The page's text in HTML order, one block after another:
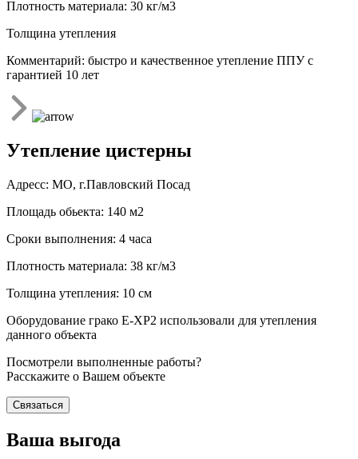
Плотность материала: 30 кг/м3
Толщина утепления
Комментарий: быстро и качественное утепление ППУ с
гарантией 10 лет
Утепление цистерны
Адресс: МО, г.Павловский Посад
Площадь обьекта: 140 м2
Сроки выполнения: 4 часа
Плотность материала: 38 кг/м3
Толщина утепления: 10 см
Оборудование грако Е-ХР2 использовали для утепления
данного объекта
Посмотрели выполненные работы?
Расскажите о Вашем объекте
Связаться
Ваша выгода